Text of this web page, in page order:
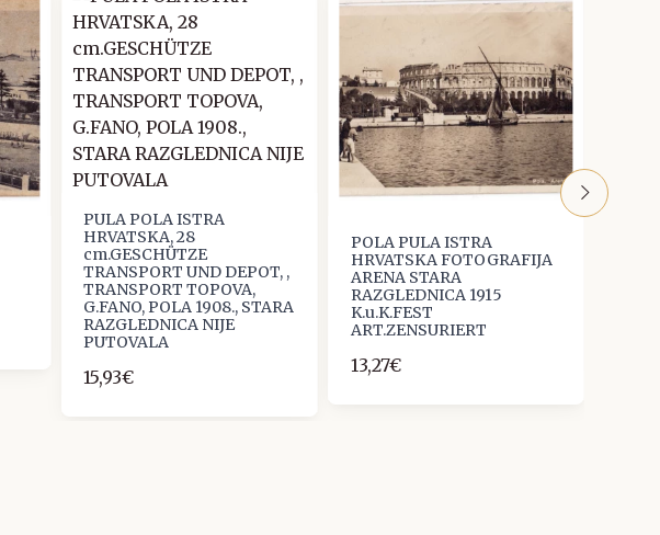
PULA POLA ISTRA
HRVATSKA, 28
cm.GESCHÜTZE
TRANSPORT UND DEPOT, ,
TRANSPORT TOPOVA,
G.FANO, POLA 1908., STARA
RAZGLEDNICA NIJE
PUTOVALA
15,93€
POLA PULA ISTRA
HRVATSKA FOTOGRAFIJA
ARENA STARA
RAZGLEDNICA 1915
K.u.K.FEST
ART.ZENSURIERT
13,27€